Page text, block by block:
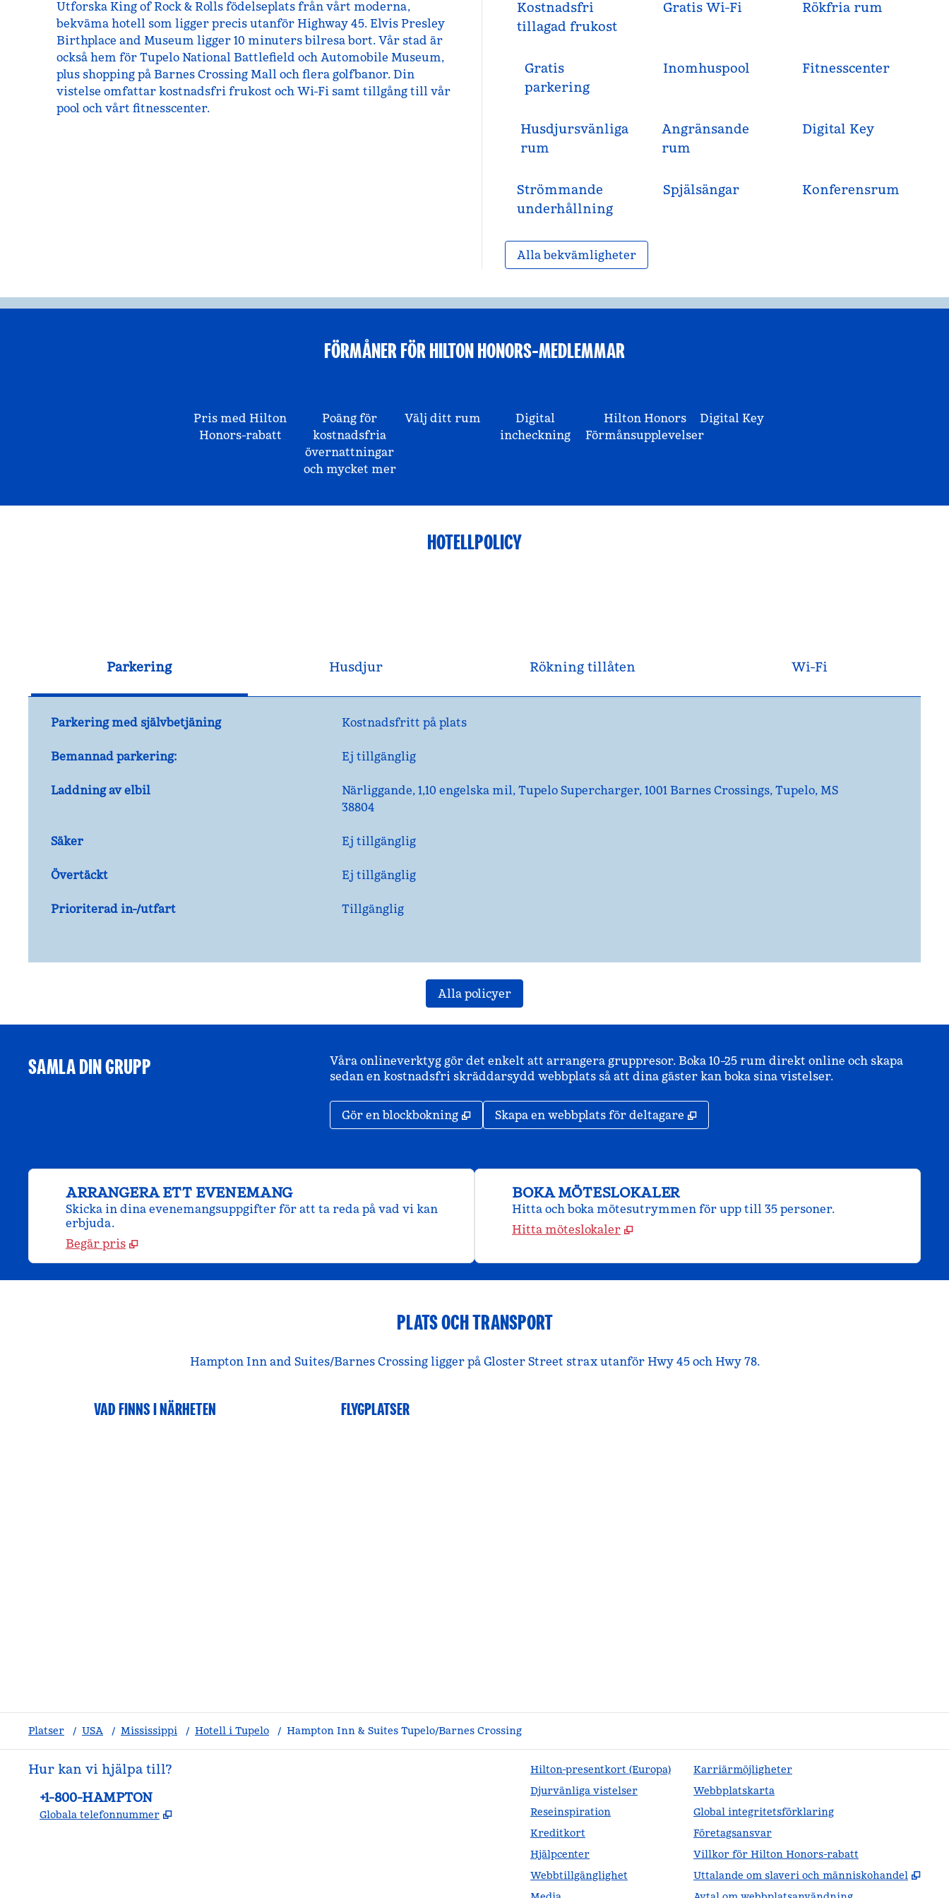
Utforska King of Rock & Rolls födelseplats från vårt moderna,
bekväma hotell som ligger precis utanför Highway 45. Elvis Presley
Birthplace and Museum ligger 10 minuters bilresa bort. Vår stad är
också hem för Tupelo National Battlefield och Automobile Museum,
plus shopping på Barnes Crossing Mall och flera golfbanor. Din
vistelse omfattar kostnadsfri frukost och Wi-Fi samt tillgång till vår
pool och vårt fitnesscenter.
Kostnadsfri
tillagad frukost
Gratis Wi-Fi Rökfria rum
Gratis
parkering
Inomhuspool Fitnesscenter
Husdjursvänliga
rum
Angränsande
rum
Digital Key
Strömmande
underhållning
Spjälsängar Konferensrum
Alla bekvämligheter
FÖRMÅNER FÖR HILTON HONORS-MEDLEMMAR
Pris med Hilton
Honors-rabatt
Poäng för
kostnadsfria
övernattningar
och mycket mer
Välj ditt rum
Digital
incheckning
Hilton Honors
Förmånsupplevelser
Digital Key
HOTELLPOLICY
Parkering Husdjur Rökning tillåten Wi-Fi
Parkering med självbetjäning Kostnadsfritt på plats
Bemannad parkering: Ej tillgänglig
Laddning av elbil Närliggande, 1,10 engelska mil, Tupelo Supercharger, 1001 Barnes Crossings, Tupelo, MS
38804
Säker Ej tillgänglig
Övertäckt Ej tillgänglig
Prioriterad in-/utfart Tillgänglig
Alla policyer
SAMLA DIN GRUPP
Våra onlineverktyg gör det enkelt att arrangera gruppresor. Boka 10–25 rum direkt online och skapa
sedan en kostnadsfri skräddarsydd webbplats så att dina gäster kan boka sina vistelser.
Gör en blockbokning , Öppnas i ny flik
Skapa en webbplats för deltagare ,
ARRANGERA ETT EVENEMANG
Skicka in dina evenemangsuppgifter för att ta reda på vad vi kan
erbjuda.
Begär pris
BOKA MÖTESLOKALER
Hitta och boka mötesutrymmen för upp till 35 personer.
Hitta möteslokaler
PLATS OCH TRANSPORT
Hampton Inn and Suites/Barnes Crossing ligger på Gloster Street strax utanför Hwy 45 och Hwy 78.
VAD FINNS I NÄRHETEN FLYGPLATSER
Platser / USA / Mississippi / Hotell i Tupelo / Hampton Inn & Suites Tupelo/Barnes Crossing
Hur kan vi hjälpa till?
Telefon:
+1-800-HAMPTON
Globala telefonnummer ,
Hilton-presentkort (Europa)
Djurvänliga vistelser
Reseinspiration
Kreditkort
Hjälpcenter
Webbtillgänglighet
Karriärmöjligheter
Webbplatskarta
Global integritetsförklaring
Företagsansvar
Villkor för Hilton Honors-rabatt
Uttalande om slaveri och människohandel
,